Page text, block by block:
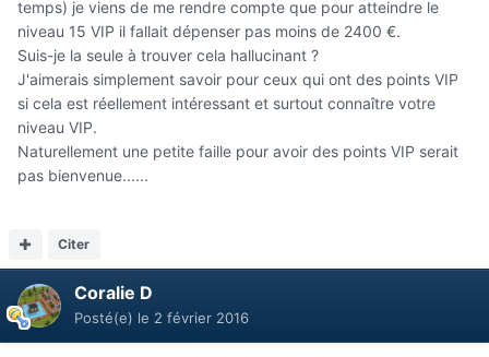
temps) je viens de me rendre compte que pour atteindre le
niveau 15 VIP il fallait dépenser pas moins de 2400 €.
Suis-je la seule à trouver cela hallucinant ?
J'aimerais simplement savoir pour ceux qui ont des points VIP
si cela est réellement intéressant et surtout connaître votre
niveau VIP.
Naturellement une petite faille pour avoir des points VIP serait
pas bienvenue......
Citer
Coralie D
Posté(e) le 2 février 2016